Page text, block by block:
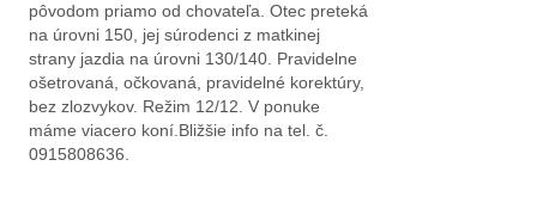
pôvodom priamo od chovateľa. Otec preteká
na úrovni 150, jej súrodenci z matkinej
strany jazdia na úrovni 130/140. Pravidelne
ošetrovaná, očkovaná, pravidelné korektúry,
bez zlozvykov. Režim 12/12. V ponuke
máme viacero koní.Bližšie info na tel. č.
0915808636.